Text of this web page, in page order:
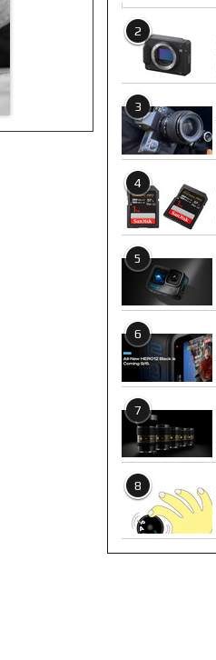
2
3
4
5
6
7
8